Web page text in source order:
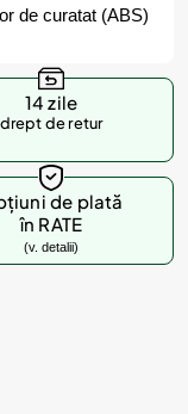
de curatat (ABS)
14 zile
drept de retur
de plată
în RATE
(v. detalii)